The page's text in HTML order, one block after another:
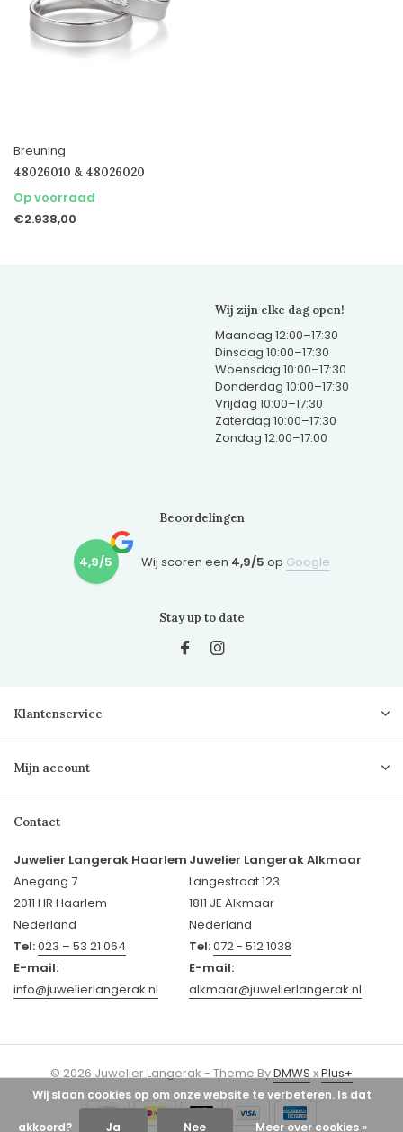
Breuning
48026010 & 48026020
Op voorraad
€2.938,00
Wij zijn elke dag open!
Maandag 12:00–17:30
Dinsdag 10:00–17:30
Woensdag 10:00–17:30
Donderdag 10:00–17:30
Vrijdag 10:00–17:30
Zaterdag 10:00–17:30
Zondag 12:00–17:00
Beoordelingen
4,9/5 Wij scoren een 4,9/5 op Google
Stay up to date
Klantenservice
Mijn account
Contact
Juwelier Langerak Haarlem
Anegang 7
2011 HR Haarlem
Nederland
Tel:023 – 53 21 064
E-mail:
info@juwelierlangerak.nl
Juwelier Langerak Alkmaar
Langestraat 123
1811 JE Alkmaar
Nederland
Tel:072 - 512 1038
E-mail:
alkmaar@juwelierlangerak.nl
© 2026 Juwelier Langerak - Theme ByDMWSxPlus+
Wij slaan cookies op om onze website te verbeteren. Is dat
akkoord? Ja Nee Meer over cookies »